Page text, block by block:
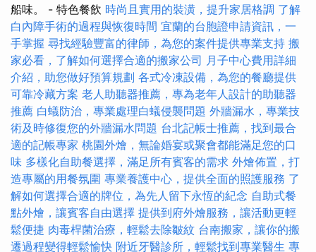
船味。 - 特色餐飲 時尚且實用的裝潢，提升家居格調 了解
白內障手術的過程與恢復時間 宜蘭的台胞證申請資訊，一
手掌握 尋找經驗豐富的律師，為您的案件提供專業支持 搬
家必看，了解如何選擇合適的搬家公司 月子中心費用詳細
介紹，助您做好預算規劃 各式冷凍設備，為您的餐廳提供
可靠冷藏方案 老人助聽器推薦，專為老年人設計的助聽器
推薦 白蟻防治，專業處理白蟻侵襲問題 外牆漏水，專業技
術及時修復您的外牆漏水問題 台北記帳士推薦，找到最合
適的記帳專家 桃園外燴，無論婚宴或聚會都能滿足您的口
味 多樣化自助餐選擇，滿足所有賓客的需求 外燴佈置，打
造專屬的用餐氛圍 專業養護中心，提供全面的照護服務 了
解如何選擇合適的牌位，為先人留下永恆的紀念 自助式餐
點外燴，讓賓客自由選擇 提供到府外燴服務，讓活動更輕
鬆便捷 肉毒桿菌治療，輕鬆去除皺紋 台南搬家，讓你的搬
遷過程變得輕鬆愉快 附近牙醫診所，輕鬆找到專業醫生 專